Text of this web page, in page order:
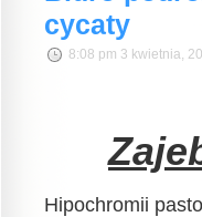
cycaty
8:08 pm 3 kwietnia,
Hipochromii